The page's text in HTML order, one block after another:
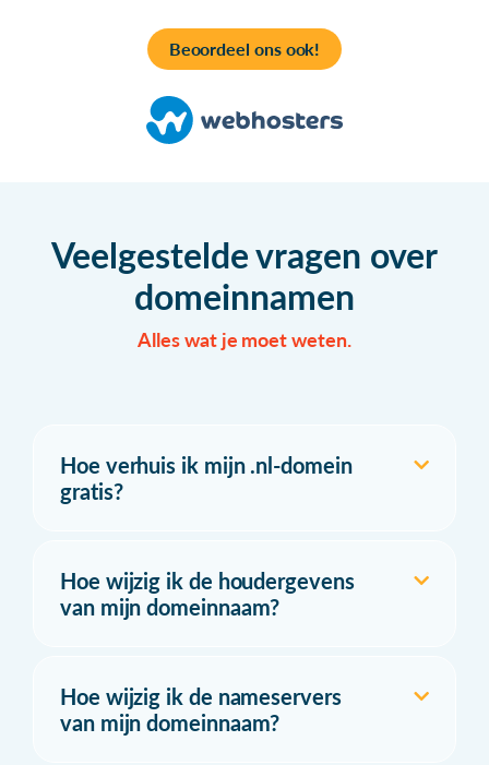
Beoordeel ons ook!
Veelgestelde vragen over
domeinnamen
Alles wat je moet weten.
Hoe verhuis ik mijn .nl-domein
gratis?
Hoe wijzig ik de houdergevens
van mijn domeinnaam?
Hoe wijzig ik de nameservers
van mijn domeinnaam?